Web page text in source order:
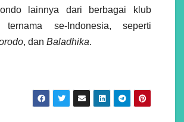
lainnya dari berbagai klub
ternama se-Indonesia, seperti
, dan Baladhika.